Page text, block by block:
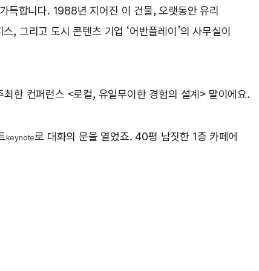
득합니다. 1988년 지어진 이 건물, 오랫동안 유리
그리고 도시 콘텐츠 기업 ‘어반플레이’의 사무실이
한 컨퍼런스 <로컬, 유일무이한 경험의 설계> 말이에요.
keynote로 대화의 문을 열었죠. 40평 남짓한 1층 카페에